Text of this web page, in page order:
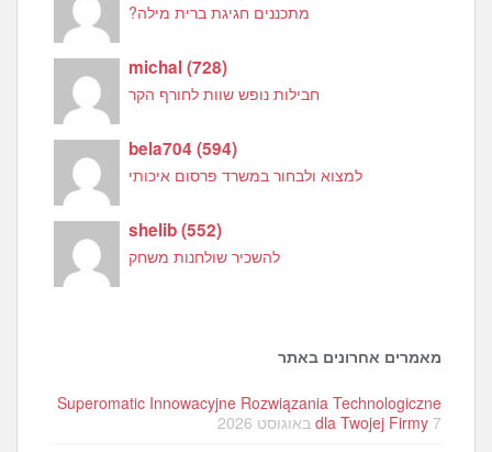
מתכננים חגיגת ברית מילה?
michal(728)
חבילות נופש שוות לחורף הקר
bela704(594)
למצוא ולבחור במשרד פרסום איכותי
shelib(552)
להשכיר שולחנות משחק
מאמרים אחרונים באתר
Superomatic Innowacyjne Rozwiązania Technologiczne
dla Twojej Firmy 7 באוגוסט 2026